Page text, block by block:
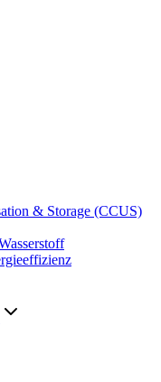
& Storage (CCUS)